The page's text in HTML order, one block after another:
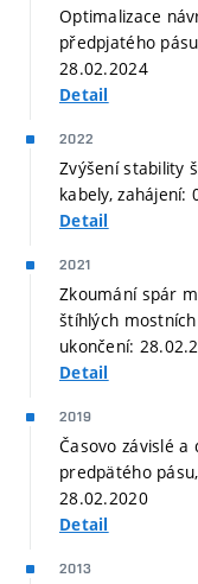
Optimalizace
předpjatého
28.02.2024
Detail
2022
Zvýšení stability
kabely, zahájení:
Detail
2021
Zkoumání spár
štíhlých
ukončení:
Detail
2019
Časovo závislé
predpätého
28.02.2020
Detail
2013